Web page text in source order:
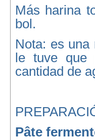
Más harina
bol.
Nota: es
le tuve que
cantidad de
Pâte